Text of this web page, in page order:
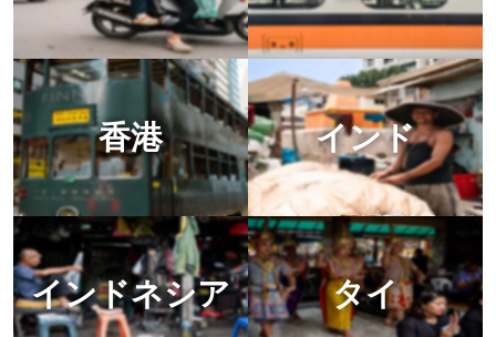
香港 インド
インドネシア タイ